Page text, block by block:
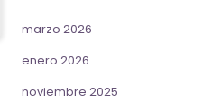
marzo 2026
enero 2026
noviembre 2025